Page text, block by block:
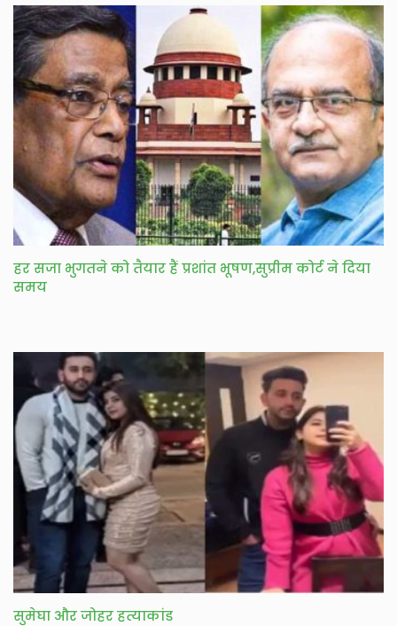
हर सजा भुगतने को तैयार हैं प्रशांत भूषण,सुप्रीम कोर्ट ने दिया
समय
सुमेघा और जोहर हत्याकांड